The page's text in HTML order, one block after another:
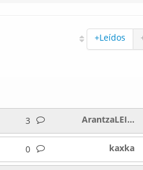
+Leídos
3 ArantzaLEI...
0 kaxka